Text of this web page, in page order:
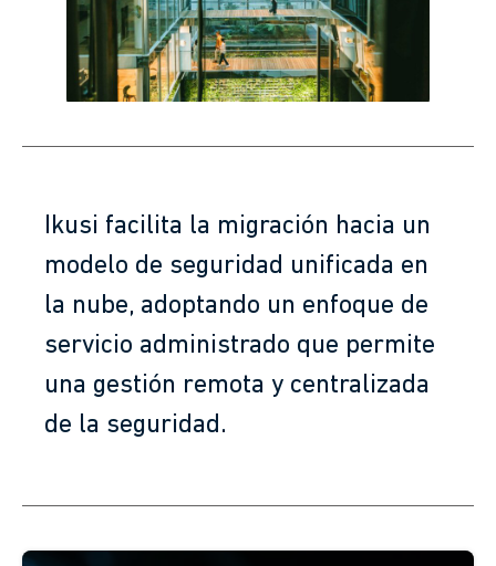
Ikusi facilita la migración hacia un
modelo de seguridad unificada en
la nube, adoptando un enfoque de
servicio administrado que permite
una gestión remota y centralizada
de la seguridad.